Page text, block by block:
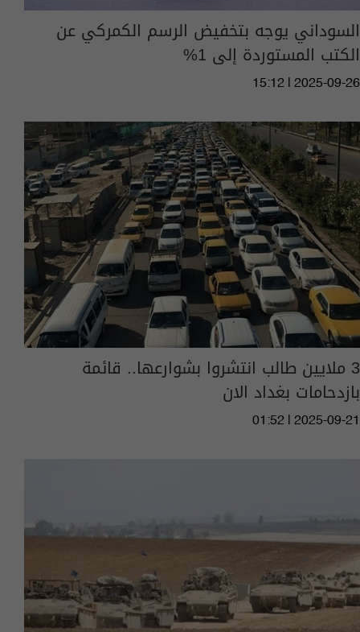
السوداني يوجه بتخفيض الرسم الكمركي عن
الكتب المستوردة إلى 1%
15:12 | 2025-09-26
3 ملايين طالب انتشروا بشوارعها.. قائمة
بازدحامات بغداد الان
01:52 | 2025-09-21